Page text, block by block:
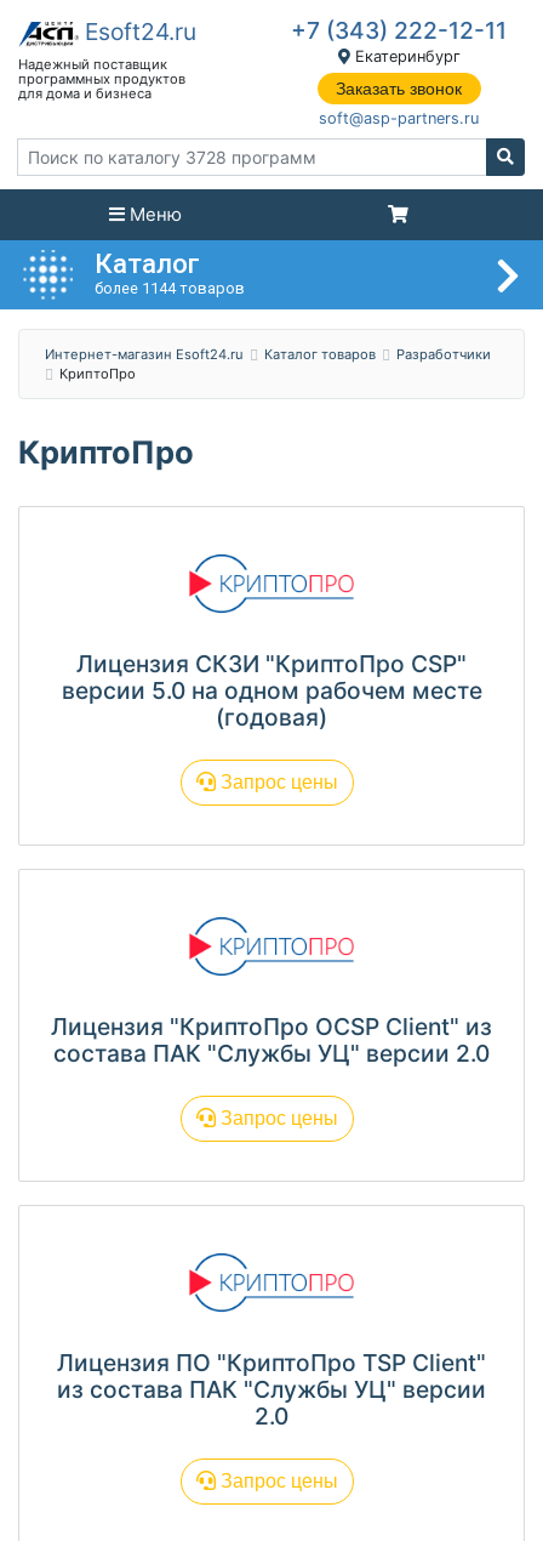
+7 (343) 222-12-11
Екатеринбург
Заказать звонок
soft@asp-partners.ru
Меню
Каталог
более 1144 товаров
Интернет-магазин Esoft24.ru Каталог товаров
Разработчики
КриптоПро
КриптоПро
Лицензия СКЗИ "КриптоПро CSP"
версии 5.0 на одном рабочем месте
(годовая)
Запрос цены
Лицензия "КриптоПро OCSP Client" из
состава ПАК "Службы УЦ" версии 2.0
Запрос цены
Лицензия ПО "КриптоПро TSP Client"
из состава ПАК "Службы УЦ" версии
2.0
Запрос цены